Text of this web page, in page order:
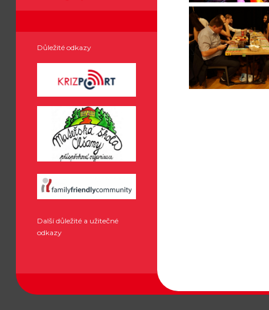
Důležité odkazy
Další důležité a užitečné
odkazy